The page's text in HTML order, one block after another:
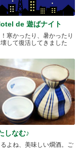
de 遊ばナイト
寒かったり、暑かったり
して復活してきました
しなむ♪
よね、美味しい燗酒。ご